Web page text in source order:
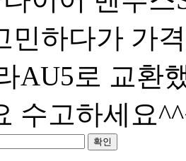
민하다가 가
AU5로 교환
수고하세요
확인